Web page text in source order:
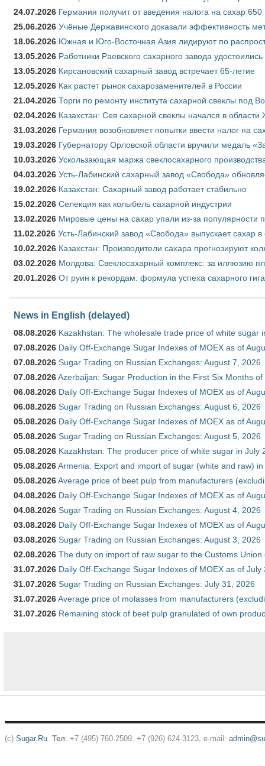
24.07.2026 Германия получит от введения налога на сахар
25.06.2026 Учёные Державинского доказали эффективность
18.06.2026 Южная и Юго-Восточная Азия лидируют по
13.05.2026 Работники Раевского сахарного завода удостоились
13.05.2026 Кирсановский сахарный завод встречает 65-летие
12.05.2026 Как растет рынок сахарозаменителей в России
21.04.2026 Торги по ремонту института сахарной свеклы под
02.04.2026 Казахстан: Сев сахарной свеклы начался в области
31.03.2026 Германия возобновляет попытки ввести налог на
19.03.2026 Губернатору Орловской области вручили медаль
10.03.2026 Ускользающая маржа свеклосахарного
04.03.2026 Усть-Лабинский сахарный завод «Свобода»
19.02.2026 Казахстан: Сахарный завод работает стабильно
15.02.2026 Селекция как колыбель сахарной индустрии
13.02.2026 Мировые цены на сахар упали из-за популярности
11.02.2026 Усть-Лабинский завод «Свобода» выпускает сахар в
10.02.2026 Казахстан: Производители сахара прогнозируют
03.02.2026 Молдова: Свеклосахарный комплекс: за иллюзию
20.01.2026 От руин к рекордам: формула успеха сахарного
News in English (delayed)
08.08.2026 Kazakhstan: The wholesale trade price of white sugar
07.08.2026 Daily Off-Exchange Sugar Indexes of MOEX as of
07.08.2026 Sugar Trading on Russian Exchanges: August 7, 2026
07.08.2026Azerbaijan: Sugar Production in the First Six Months of
06.08.2026 Daily Off-Exchange Sugar Indexes of MOEX as of
06.08.2026 Sugar Trading on Russian Exchanges: August 6, 2026
05.08.2026 Daily Off-Exchange Sugar Indexes of MOEX as of
05.08.2026 Sugar Trading on Russian Exchanges: August 5, 2026
05.08.2026 Kazakhstan: The producer price of white sugar in July
05.08.2026Armenia: Export and import of sugar (white and raw)
05.08.2026Average price of beet pulp from manufacturers
04.08.2026 Daily Off-Exchange Sugar Indexes of MOEX as of
04.08.2026 Sugar Trading on Russian Exchanges: August 4, 2026
03.08.2026 Daily Off-Exchange Sugar Indexes of MOEX as of
03.08.2026 Sugar Trading on Russian Exchanges: August 3, 2026
02.08.2026 The duty on import of raw sugar to the Customs
31.07.2026 Daily Off-Exchange Sugar Indexes of MOEX as of July
31.07.2026 Sugar Trading on Russian Exchanges: July 31, 2026
31.07.2026Average price of molasses from manufacturers
31.07.2026 Remaining stock of beet pulp granulated of own
(c) Sugar.Ru. Тел: +7 (495) 760-2509, +7 (926) 624-3123, e-mail: